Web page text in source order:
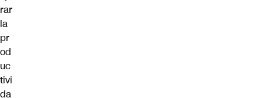
rar
la
pr
od
uc
tivi
da